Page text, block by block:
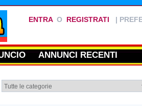
ENTRAO REGISTRATI |
ANNUNCI RECENTI